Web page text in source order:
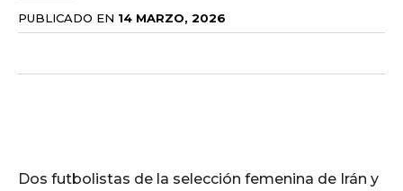
PUBLICADO EN 14 MARZO, 2026
Dos futbolistas de la selección femenina de Irán y